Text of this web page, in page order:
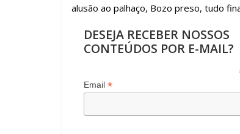
alusão ao palhaço, Bozo preso, tudo
DESEJA RECEBER NOSSOS
CONTEÚDOS POR E-MAIL?
Email *